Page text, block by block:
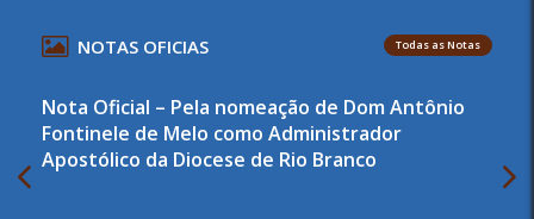
NOTAS OFICIAS Todas as Notas
Nota Oficial – Pela nomeação de Dom Antônio
Fontinele de Melo como Administrador
Apostólico da Diocese de Rio Branco